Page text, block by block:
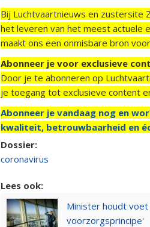
Bij Luchtvaartnieuws en zustersite
het leveren van het meest actuele
maakt ons een onmisbare bron
Abonneer je voor exclusieve
Door je te abonneren op
je toegang tot exclusieve content
Abonneer je vandaag nog en
kwaliteit, betrouwbaarheid en
Dossier:
coronavirus
Lees ook:
Minister houdt
voorzorgsprincipe'